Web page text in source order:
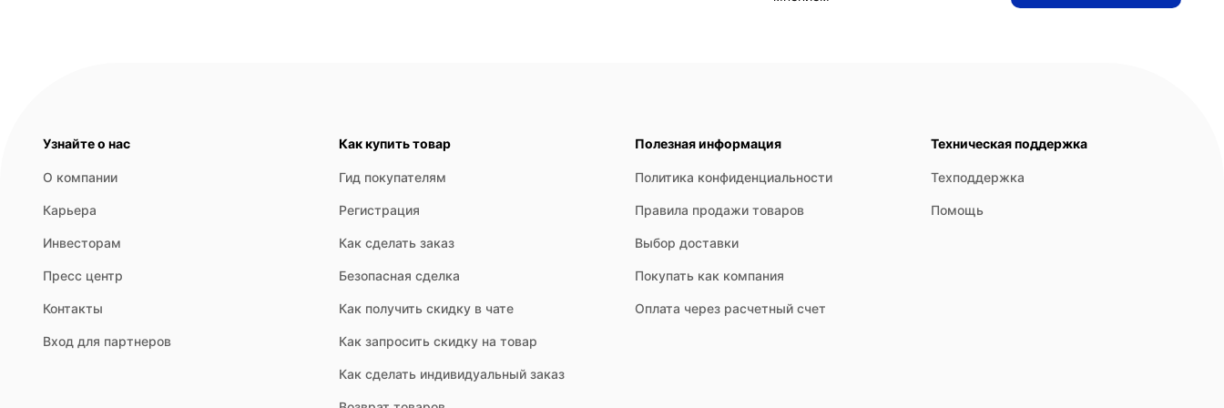
Узнайте о нас
О компании
Карьера
Инвесторам
Пресс центр
Контакты
Вход для партнеров
Как купить товар
Гид покупателям
Регистрация
Как сделать заказ
Безопасная сделка
Как получить скидку в чате
Как запросить скидку на товар
Как сделать индивидуальный заказ
Полезная информация
Политика конфиденциальности
Правила продажи товаров
Выбор доставки
Покупать как компания
Оплата через расчетный счет
Техническая поддержка
Техподдержка
Помощь